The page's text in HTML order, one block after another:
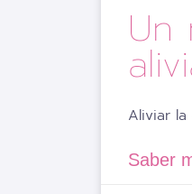
Un
Aliviar
Saber